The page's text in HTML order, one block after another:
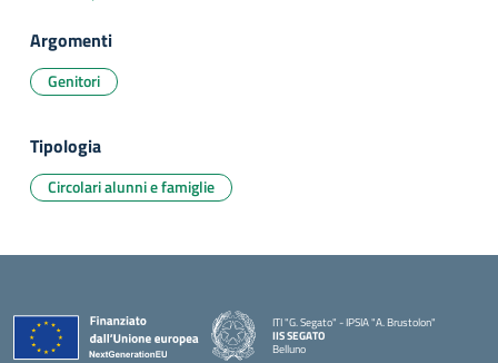
Argomenti
Genitori
Tipologia
Circolari alunni e famiglie
ITI "G. Segato" - IPSIA "A. Brustolon"
IIS SEGATO
Belluno